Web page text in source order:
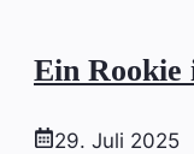
Ein
29. Juli 2025